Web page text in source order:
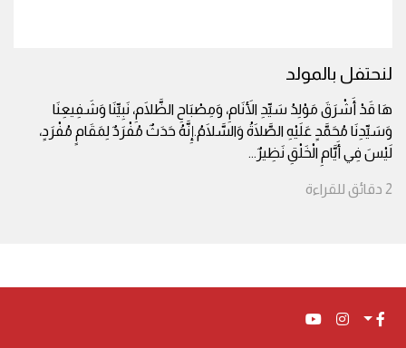
لنحتفل بالمولد
هَا قَدْ أَشْرَقَ مَوْلِدُ سَيِّدِ الأَنَامِ، وَمِصْبَاحِ الظَّلَامِ، نَبِيِّنَا وَشَفِيعِنَا
وَسَيِّدِنَا مُحَمَّدٍ عَلَيْهِ الصَّلَاةُ وَالسَّلَامُ.إِنَّهُ حَدَثٌ مُفْرَدٌ لِمَقَامٍ مُفْرَدٍ،
لَيْسَ فِي أَيَّامِ الْخَلْقِ نَظِيرٌ...
2 دقائق للقراءة